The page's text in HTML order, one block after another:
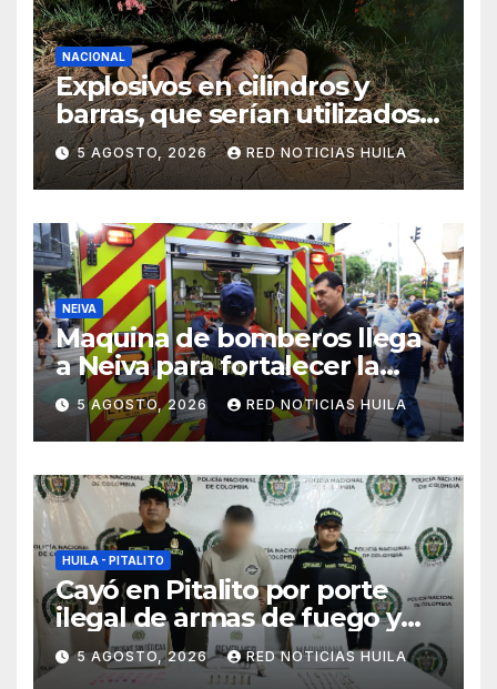
NACIONAL
Explosivos en cilindros y
barras, que serían utilizados
en Cali, fueron incautados
por la Policía
5 AGOSTO, 2026 RED NOTICIAS HUILA
NEIVA
Maquina de bomberos llega
a Neiva para fortalecer la
asistencia en las
emergencias ocasionadas
por el fenómeno del niño
5 AGOSTO, 2026 RED NOTICIAS HUILA
HUILA - PITALITO
Cayó en Pitalito por porte
ilegal de armas de fuego y
tráfico de estupefacientes
5 AGOSTO, 2026 RED NOTICIAS HUILA